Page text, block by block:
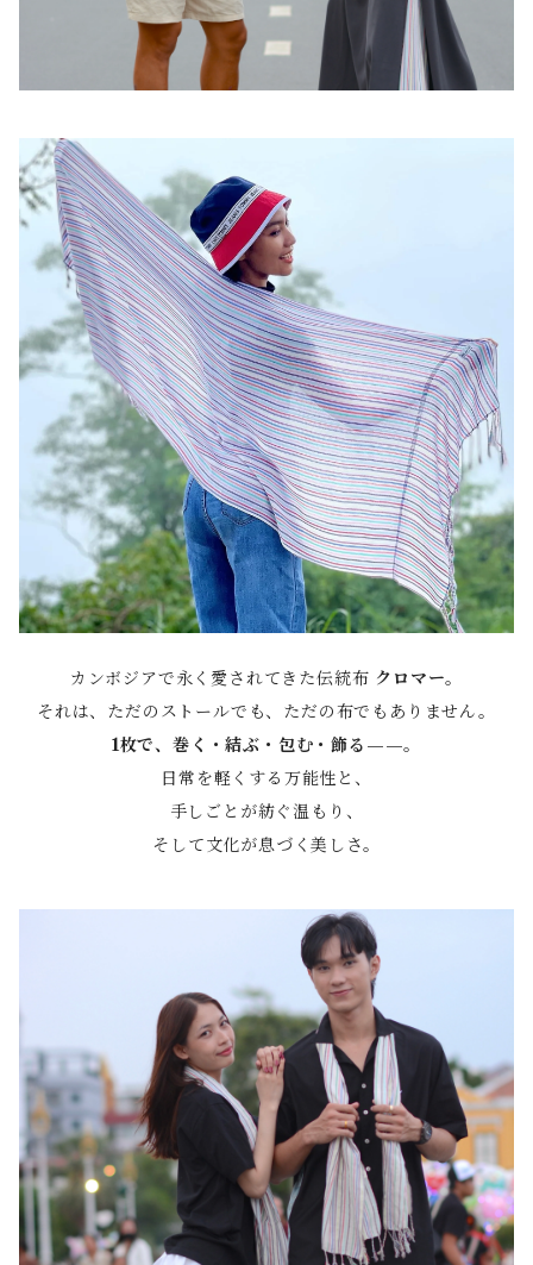
カンボジアで永く愛されてきた伝統布 クロマー。
それは、ただのストールでも、ただの布でもありません。
1枚で、巻く・結ぶ・包む・飾る——。
日常を軽くする万能性と、
手しごとが紡ぐ温もり、
そして文化が息づく美しさ。